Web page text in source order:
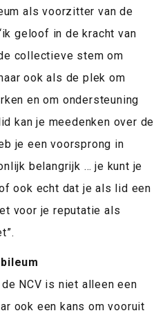
als voorzitter van de
geloof in de kracht van
collectieve stem om
ook als de plek om
en om ondersteuning
kan je meedenken over de
je een voorsprong in
belangrijk … je kunt je
ook echt dat je als lid een
voor je reputatie als
NCV is niet alleen een
ook een kans om vooruit